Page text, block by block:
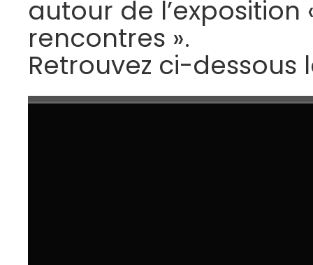
autour de
rencontres ».
Retrouvez ci-dessous